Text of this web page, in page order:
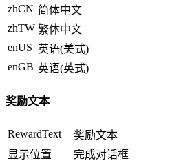
zhCN 简体中文
zhTW 繁体中文
enUS 英语(美式)
enGB 英语(英式)
奖励文本
RewardText
奖励文本
显示位置
完成对话框